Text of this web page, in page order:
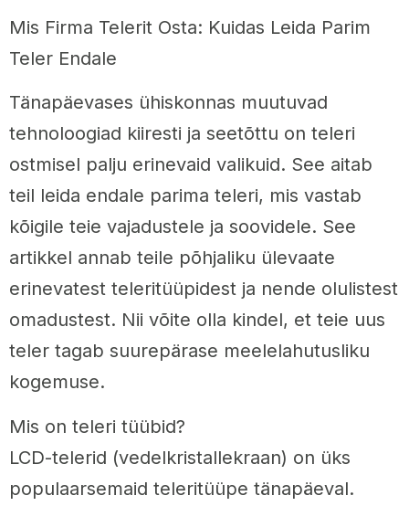
Mis Firma Telerit Osta: Kuidas Leida Parim
Teler Endale
Tänapäevases ühiskonnas muutuvad
tehnoloogiad kiiresti ja seetõttu on teleri
ostmisel palju erinevaid valikuid. See aitab
teil leida endale parima teleri, mis vastab
kõigile teie vajadustele ja soovidele. See
artikkel annab teile põhjaliku ülevaate
erinevatest teleritüüpidest ja nende olulistest
omadustest. Nii võite olla kindel, et teie uus
teler tagab suurepärase meelelahutusliku
kogemuse.
Mis on teleri tüübid?
LCD-telerid (vedelkristallekraan) on üks
populaarsemaid teleritüüpe tänapäeval.